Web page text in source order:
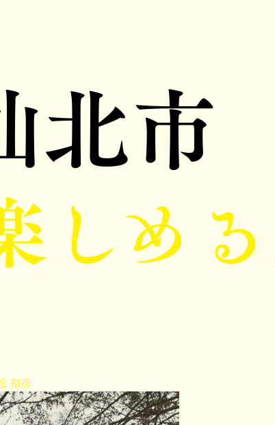
北市
しめ
和彦